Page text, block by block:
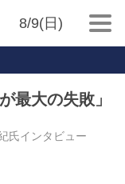
8/9(日)
最大の失敗」
氏インタビュー